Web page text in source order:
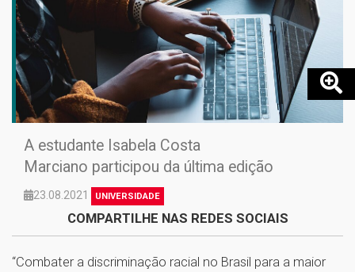
A estudante Isabela Costa
Marciano participou da última edição
23.08.2021 UNIVERSIDADE
COMPARTILHE NAS REDES SOCIAIS
“Combater a discriminação racial no Brasil para a maior